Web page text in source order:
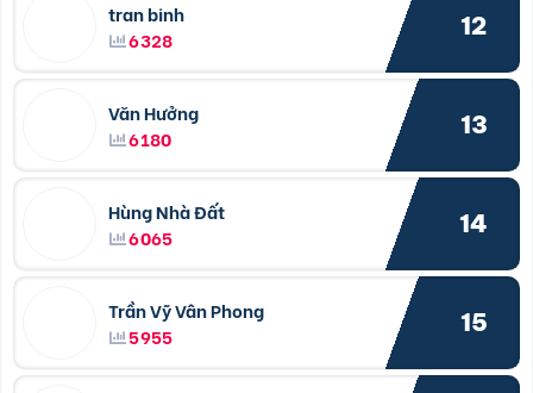
tran binh
6328
12
Văn Hưởng
6180
13
Hùng Nhà Đất
6065
14
Trần Vỹ Vân Phong
5955
15